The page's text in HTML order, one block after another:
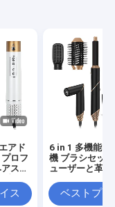
アド
ロフ
スト
ーセ
ス
6 in 1 多機能吹
機 ブラシセッ
ューザーと革ケ
ベストプラ